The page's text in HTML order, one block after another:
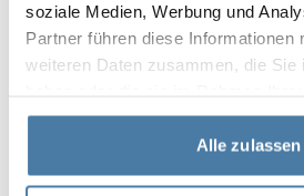
soziale Medien, Werbung und
Partner führen diese Informationen
weiteren Daten zusammen, die Sie
gesammelt haben.
Alle zulassen
3-4 v